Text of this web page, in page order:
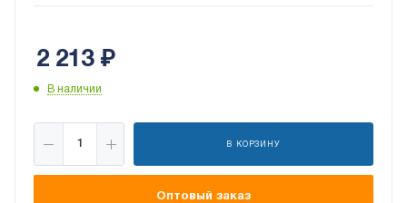
2 213₽
В наличии
В КОРЗИНУ
Оптовый заказ